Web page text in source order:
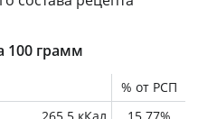
100 грамм
% от РСП
265.5 кКал
15.77%